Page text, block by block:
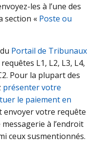
les à l’une des
section « Poste ou
Portail de Tribunaux
L1, L2, L3, L4,
Pour la plupart des
présenter votre
le paiement en
envoyer votre requête
à l’endroit
ceux susmentionnés.